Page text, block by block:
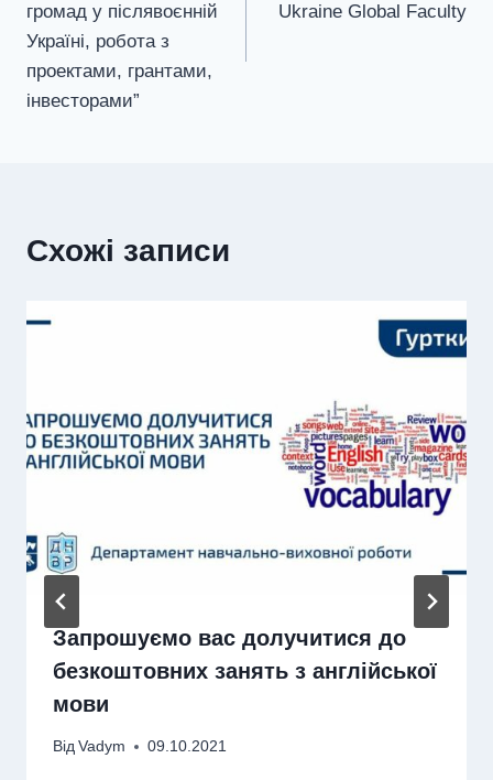
громад у післявоєнній
Україні, робота з
проектами, грантами,
інвесторами”
Ukraine Global Faculty
Схожі записи
Запрошуємо вас долучитися до
безкоштовних занять з англійської
мови
Від Vadym 09.10.2021